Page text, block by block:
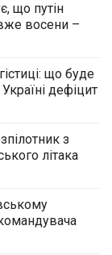
що путін
восени –
що буде
дефіцит
з
літака